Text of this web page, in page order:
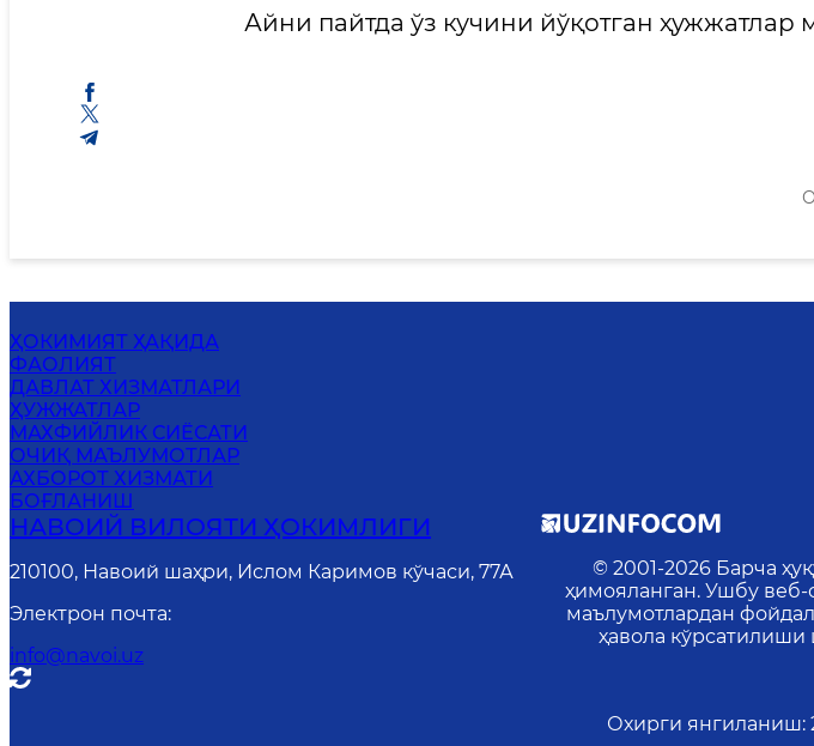
Айни пайтда ўз кучини йўқотган ҳужжатлар
ҲОКИМИЯТ ҲАҚИДА
ФАОЛИЯТ
ДАВЛАТ ХИЗМАТЛАРИ
ҲУЖЖАТЛАР
MАХФИЙЛИК СИЁСАТИ
ОЧИҚ МАЪЛУМОТЛАР
АХБОРОТ ХИЗМАТИ
БОҒЛАНИШ
НАВОИЙ ВИЛОЯТИ ҲОКИМЛИГИ
210100, Навоий шаҳри, Ислом Каримов кўчаси, 77А
Электрон почта:
info@navoi.uz
© 2001-2026 Барча
ҳимояланган. Ушбу веб-
маълумотлардан
ҳавола кўрсатилиши
Охирги янгиланиш: